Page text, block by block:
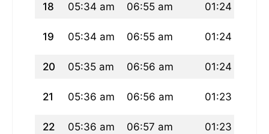
18 05:34 am 06:55 am 01:24 pm
19 05:34 am 06:55 am 01:24 pm
20 05:35 am 06:56 am 01:24 pm
21 05:36 am 06:56 am 01:23 pm
22 05:36 am 06:57 am 01:23 pm